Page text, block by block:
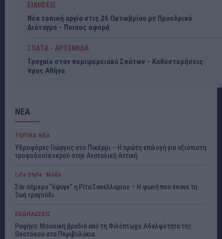
ΕΙΔΗΣΕΙΣ
Νέα τοπική αργία στις 26 Οκτωβρίου με Προεδρικό
Διάταγμα – Ποιους αφορά
ΣΠΑΤΑ - ΑΡΤΕΜΙΔΑ
Τροχαίο στον περιφερειακό Σπάτων – Καθυστερήσεις
προς Αθήνα
ΝΕΑ
ΤΟΠΙΚΑ ΝΕΑ
Υδροφόρες Γιώργος στο Πικέρμι – Η πρώτη επιλογή για αξιόπιστη
τροφοδοσία νερού στην Ανατολική Αττική
Life Style -Μόδα
Σαν σήμερα ”έφυγε” η Ρίτα Σακελλαρίου – Η φωνή που έκανε τη
ζωή τραγούδι
ΕΚΔΗΛΩΣΕΙΣ
Ραφήνα: Μουσική βραδιά από τη Φιλόπτωχο Αδελφότητα της
Θεοτόκου στα Περιβολάκια